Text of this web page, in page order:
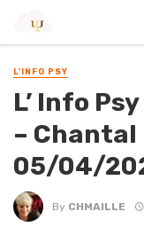
L'INFO PSY
L’ Info
– Chantal
05/04/
By CHMAILLE